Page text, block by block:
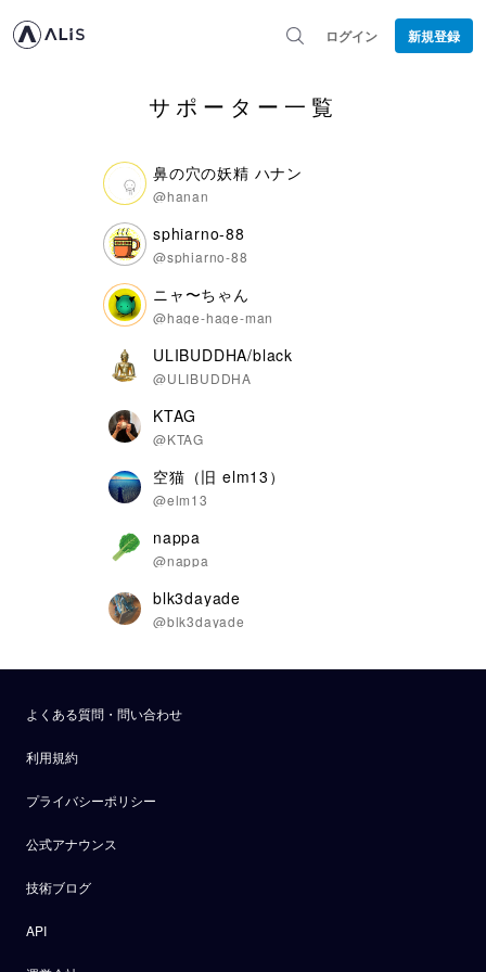
ログイン 新規登録
サポーター一覧
鼻の穴の妖精 ハナン
@hanan
sphiarno-88
@sphiarno-88
ニャ〜ちゃん
@hage-hage-man
ULIBUDDHA/black
@ULIBUDDHA
KTAG
@KTAG
空猫（旧 elm13）
@elm13
nappa
@nappa
blk3dayade
@blk3dayade
よくある質問・問い合わせ
利用規約
プライバシーポリシー
公式アナウンス
技術ブログ
API